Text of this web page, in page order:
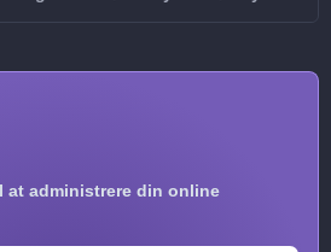
at administrere din online